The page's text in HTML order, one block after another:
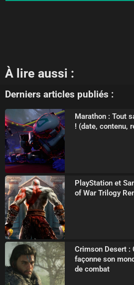
À lire aussi :
Derniers articles publiés :
Marathon : Tout
! (date, contenu,
PlayStation et
of War Trilogy
Crimson Desert :
façonne son
de combat